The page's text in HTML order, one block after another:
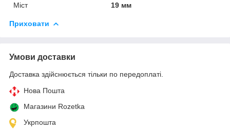
Міст
19 мм
Приховати
Умови доставки
Доставка здійснюється тільки по передоплаті.
Нова Пошта
Магазини Rozetka
Укрпошта